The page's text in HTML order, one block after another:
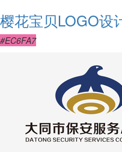
樱花宝贝LOGO设
#EC6FA7